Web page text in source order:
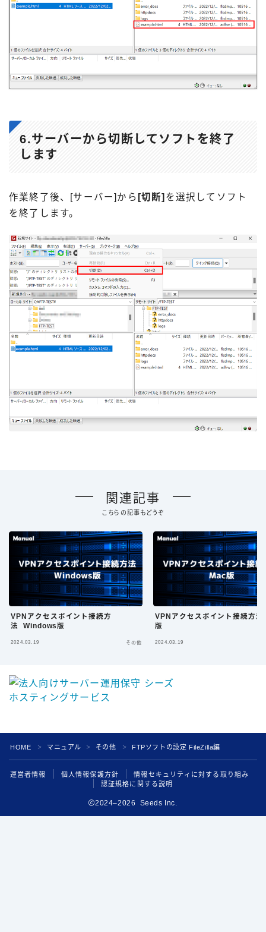
6.サーバーから切断してソフトを終了
します
作業終了後、[サーバー]から [切断] を選択してソフト
を終了します。
関連記事
こちらの記事もどうぞ
VPNアクセスポイント接続方
法 Windows版
2024.03.19 その他
VPNアクセスポイント接続方
版
2024.03.19
HOME ＞ マニュアル ＞ その他 ＞ FTPソフトの設定 FileZilla編
運営者情報 個人情報保護方針
情報セキュリティに対する取り組み
認証規格に関する説明
2024–2026 Seeds Inc.